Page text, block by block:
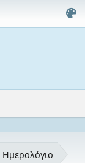
Ημερολόγιο